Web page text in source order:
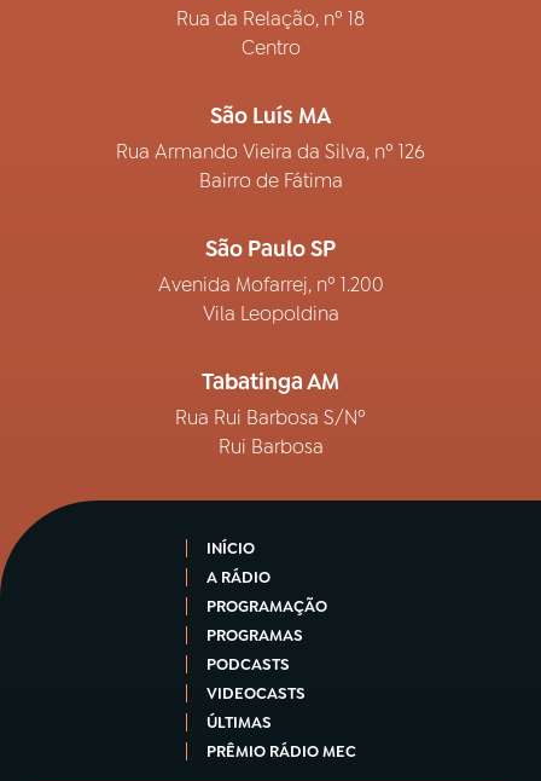
Rua da Relação, nº 18
Centro
São Luís MA
Rua Armando Vieira da Silva, nº 126
Bairro de Fátima
São Paulo SP
Avenida Mofarrej, nº 1.200
Vila Leopoldina
Tabatinga AM
Rua Rui Barbosa S/Nº
Rui Barbosa
INÍCIO
A RÁDIO
PROGRAMAÇÃO
PROGRAMAS
PODCASTS
VIDEOCASTS
ÚLTIMAS
PRÊMIO RÁDIO MEC